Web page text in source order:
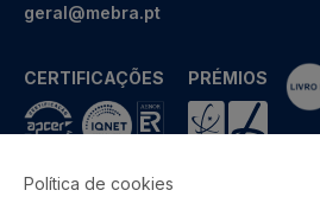
geral@mebra.pt
CERTIFICAÇÕES PRÉMIOS
Política de cookies